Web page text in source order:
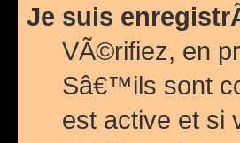
Je suis
VÃ©rifiez, en
Sâ€™ils sont
est active et si